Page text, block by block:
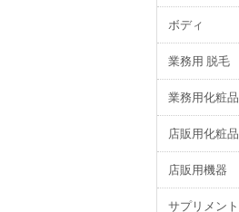
ボディ
業務用 脱毛
業務用化粧品
店販用化粧品
店販用機器
サプリメント